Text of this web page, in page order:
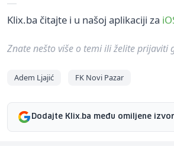
Klix.ba čitajte i u našoj aplikaciji za
Znate nešto više o temi ili želite prijaviti
Adem Ljajić FK Novi Pazar
Dodajte Klix.ba među omiljene